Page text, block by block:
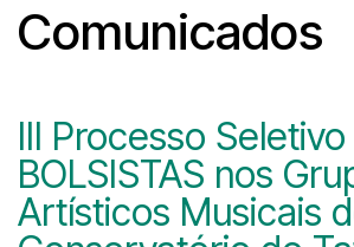
Comunicados
III Processo
BOLSISTAS nos
Artísticos Musicais